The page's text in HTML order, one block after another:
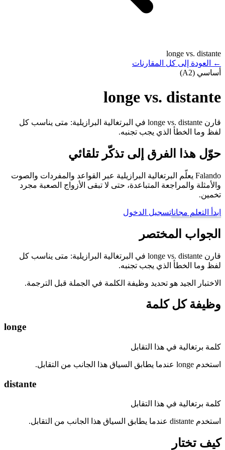
longe vs. distante
←
العودة إلى كل المقارنات
أساسي (A2)
longe vs. distante
قارن longe vs. distante في البرتغالية البرازيلية: متى يناسب كل
لفظ وما الخطأ الذي يجب تجنبه.
حوّل هذا الفرق إلى تذكّر تلقائي
Falando يعلّم البرتغالية البرازيلية عبر القواعد والمفردات والصوت
والأمثلة والمراجعة المتباعدة، حتى لا تبقى الأزواج الصعبة مجرد
تخمين.
ابدأ التعلم مجاناتسجيل الدخول
الجواب المختصر
قارن longe vs. distante في البرتغالية البرازيلية: متى يناسب كل
لفظ وما الخطأ الذي يجب تجنبه.
الاختبار الجيد هو تحديد وظيفة الكلمة في الجملة قبل الترجمة.
وظيفة كل كلمة
longe
كلمة برتغالية في هذا التقابل
استخدم longe عندما يطابق السياق هذا الجانب من التقابل.
distante
كلمة برتغالية في هذا التقابل
استخدم distante عندما يطابق السياق هذا الجانب من التقابل.
كيف تختار